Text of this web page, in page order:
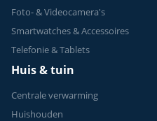
Foto- & Videocamera's
Smartwatches & Accessoires
Telefonie & Tablets
Huis & tuin
Centrale verwarming
Huishouden